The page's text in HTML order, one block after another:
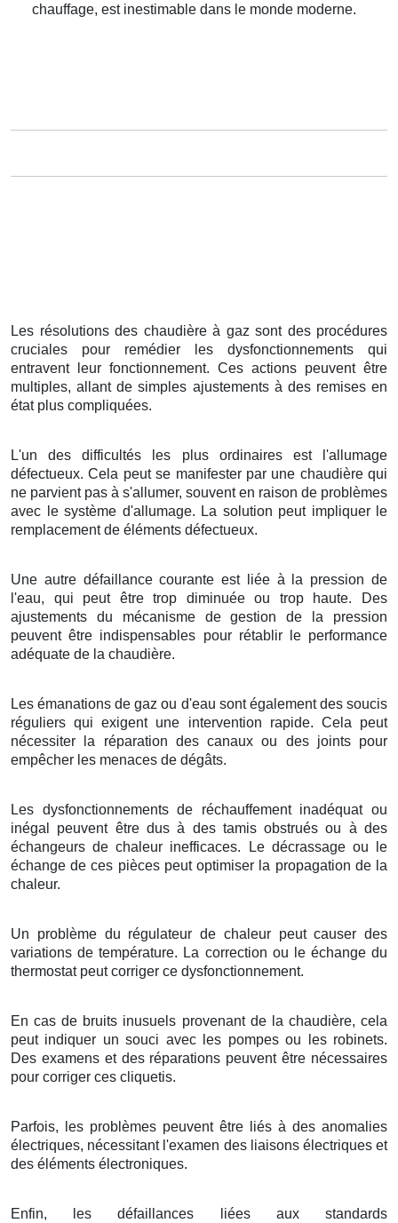
chauffage, est inestimable dans le monde moderne.
Les résolutions des chaudière à gaz sont des procédures
cruciales pour remédier les dysfonctionnements qui
entravent leur fonctionnement. Ces actions peuvent être
multiples, allant de simples ajustements à des remises en
état plus compliquées.
L'un des difficultés les plus ordinaires est l'allumage
défectueux. Cela peut se manifester par une chaudière qui
ne parvient pas à s'allumer, souvent en raison de problèmes
avec le système d'allumage. La solution peut impliquer le
remplacement de éléments défectueux.
Une autre défaillance courante est liée à la pression de
l'eau, qui peut être trop diminuée ou trop haute. Des
ajustements du mécanisme de gestion de la pression
peuvent être indispensables pour rétablir le performance
adéquate de la chaudière.
Les émanations de gaz ou d'eau sont également des soucis
réguliers qui exigent une intervention rapide. Cela peut
nécessiter la réparation des canaux ou des joints pour
empêcher les menaces de dégâts.
Les dysfonctionnements de réchauffement inadéquat ou
inégal peuvent être dus à des tamis obstrués ou à des
échangeurs de chaleur inefficaces. Le décrassage ou le
échange de ces pièces peut optimiser la propagation de la
chaleur.
Un problème du régulateur de chaleur peut causer des
variations de température. La correction ou le échange du
thermostat peut corriger ce dysfonctionnement.
En cas de bruits inusuels provenant de la chaudière, cela
peut indiquer un souci avec les pompes ou les robinets.
Des examens et des réparations peuvent être nécessaires
pour corriger ces cliquetis.
Parfois, les problèmes peuvent être liés à des anomalies
électriques, nécessitant l'examen des liaisons électriques et
des éléments électroniques.
Enfin, les défaillances liées aux standards